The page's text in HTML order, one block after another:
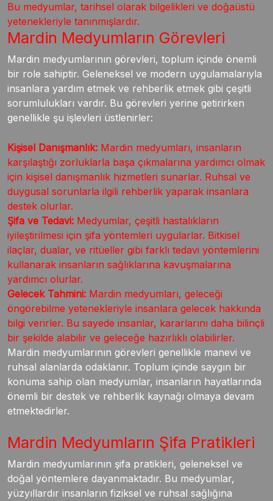
Bu medyumlar, tarihsel olarak bilgelikleri ve doğaüstü
yetenekleriyle tanınmışlardır.
Mardin Medyumların Görevleri
Mardin medyumlarının görevleri, toplum içinde önemli
bir role sahiptir. Geleneksel ve modern uygulamalarıyla
insanlara yardım etmek ve rehberlik etmek gibi çeşitli
sorumlulukları vardır. Bu görevleri yerine getirirken
genellikle şu işlevleri üstlenirler:
Kişisel Danışmanlık: Mardin medyumları, insanların
karşılaştığı zorluklarla başa çıkmalarına yardımcı olmak
için kişisel danışmanlık hizmetleri sunarlar. Ruhsal ve
duygusal sorunlarla ilgili rehberlik yaparak insanlara
destek olurlar.
Şifa ve Tedavi: Medyumlar, çeşitli hastalıkların
iyileştirilmesi için şifa yöntemleri uygularlar. Bitkisel
ilaçlar, dualar, ve ritüeller gibi farklı tedavi yöntemlerini
kullanarak insanların sağlıklarına kavuşmalarına
yardımcı olurlar.
Gelecek Tahmini: Mardin medyumları, geleceği
öngörebilme yetenekleriyle insanlara gelecek hakkında
bilgi verirler. Bu sayede insanlar, kararlarını daha bilinçli
bir şekilde alabilir ve geleceğe hazırlıklı olabilirler.
Mardin medyumlarının görevleri genellikle manevi ve
ruhsal alanlarda odaklanır. Toplum içinde saygın bir
konuma sahip olan medyumlar, insanların hayatlarında
önemli bir destek ve rehberlik kaynağı olmaya devam
etmektedirler.
Mardin Medyumların Şifa Pratikleri
Mardin medyumlarının şifa pratikleri, geleneksel ve
doğal yöntemlere dayanmaktadır. Bu medyumlar,
yüzyıllardır insanların fiziksel ve ruhsal sağlığına